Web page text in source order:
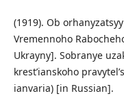
(1919). Ob
Vremennoho
Ukrayny]. Sobranye
krest’ianskoho
ianvaria) [in Russian].